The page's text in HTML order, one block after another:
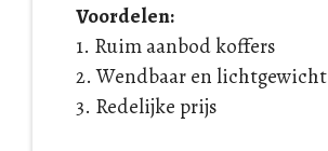
Voordelen:
1. Ruim aanbod koffers
2. Wendbaar en lichtgewicht
3. Redelijke prijs